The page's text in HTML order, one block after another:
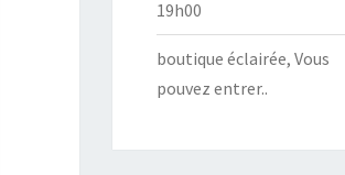
19h00
boutique éclairée, Vous
pouvez entrer..